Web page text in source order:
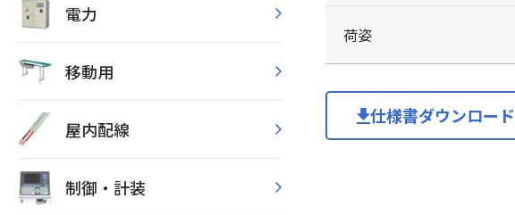
電力
移動用
屋内配線
制御・計装
荷姿
仕様書ダウンロード